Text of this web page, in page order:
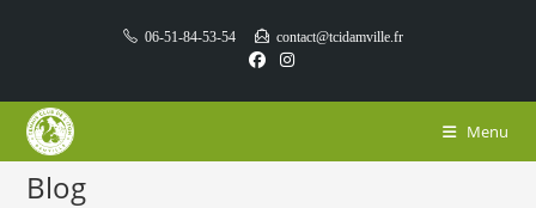
06-51-84-53-54 contact@tcidamville.fr
Menu
Blog